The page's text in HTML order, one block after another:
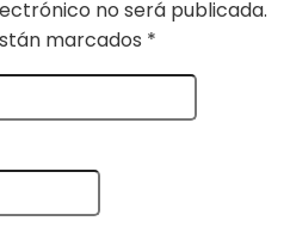
no será publicada.
marcados *